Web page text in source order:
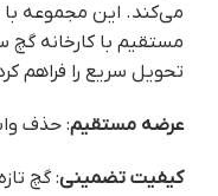
می‌کند. این مجموعه با
مستقیم با کارخانه
تحویل سریع را فراهم
عرضه مستقیم: حذف
کیفیت تضمینی: گچ